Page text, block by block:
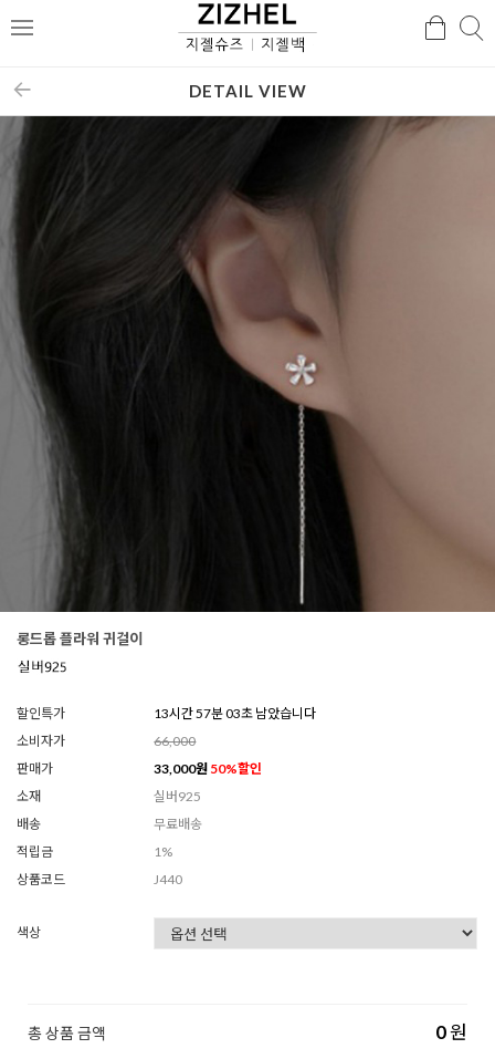
메
검
DETAIL VIEW
롱드롭 플라워 귀걸이
할인특가
13시간 57분 02초 남았습니다
소비자가
66,000
판매가
33,000원 50%할인
소재
실버925
배송
무료배송
적립금
1%
상품코드
J440
색상
총 상품 금액 0원